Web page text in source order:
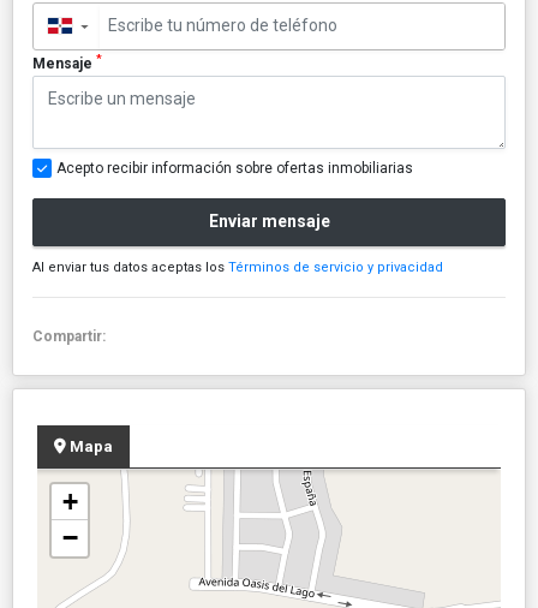
▼
Mensaje *
Acepto recibir información sobre ofertas inmobiliarias
Enviar mensaje
Al enviar tus datos aceptas los Términos de servicio y privacidad
Compartir:
Mapa
+
−